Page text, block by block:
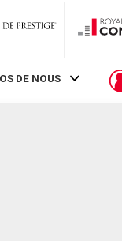
DE NOUS